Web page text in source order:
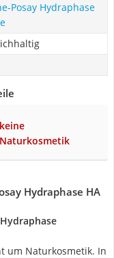
Posay Hydraphase
keine
Naturkosmetik
Hydraphase HA
um Naturkosmetik. In